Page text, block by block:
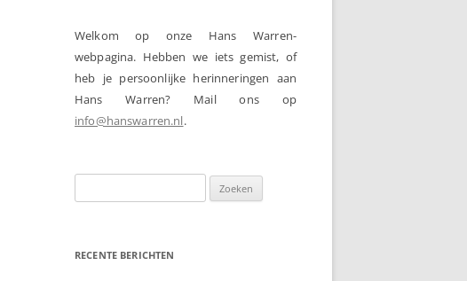
Welkom op onze Hans Warren-
webpagina. Hebben we iets gemist, of
heb je persoonlijke herinneringen aan
Hans Warren? Mail ons op
info@hanswarren.nl.
naar:
RECENTE BERICHTEN